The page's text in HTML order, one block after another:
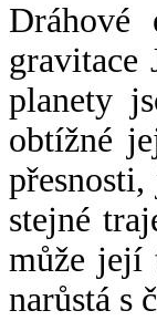
Dráhové
gravitace
planety
obtížné
stejné
může její
narůstá s